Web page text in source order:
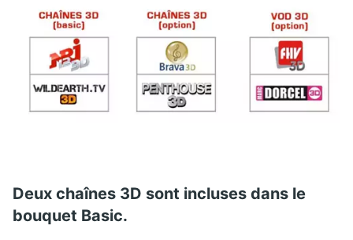
Deux chaînes 3D sont incluses dans le
bouquet Basic.